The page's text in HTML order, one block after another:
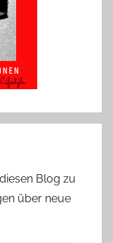
Blog zu
über neue